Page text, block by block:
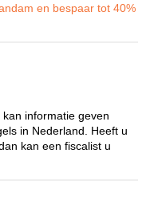
en bespaar tot 40%
informatie geven
in Nederland. Heeft u
kan een fiscalist u